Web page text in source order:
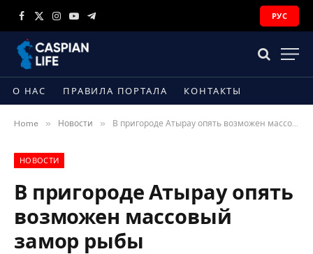
Facebook
X
Instagram
YouTubeTelegram
РУС
О НАС ПРАВИЛА ПОРТАЛА КОНТАКТЫ
Home » Новости » В пригороде Атырау опять возможен массовый замор рыбы
НОВОСТИ
В пригороде Атырау опять
возможен массовый
замор рыбы